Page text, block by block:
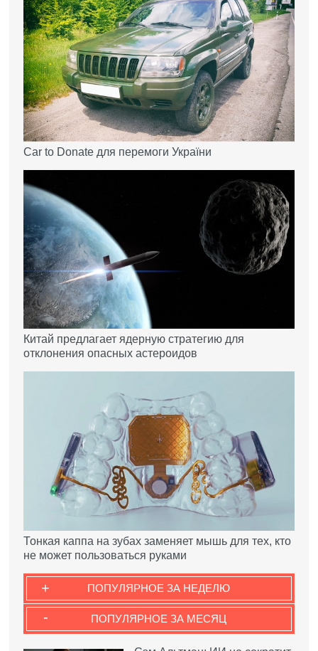
Car to Donate для перемоги України
Китай предлагает ядерную стратегию для
отклонения опасных астероидов
Тонкая каппа на зубах заменяет мышь для тех, кто
не может пользоваться руками
ПОПУЛЯРНОЕ ЗА НЕДЕЛЮ
+
ПОПУЛЯРНОЕ ЗА МЕСЯЦ
-